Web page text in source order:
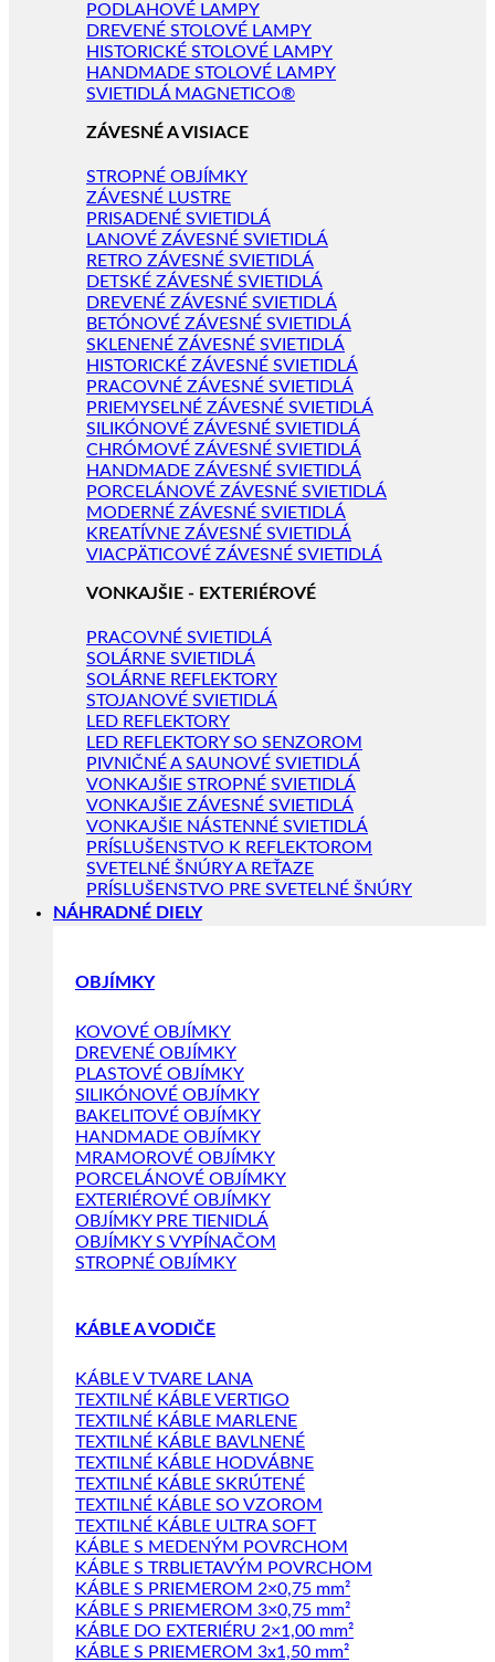
PODLAHOVÉ LAMPY
DREVENÉ STOLOVÉ LAMPY
HISTORICKÉ STOLOVÉ LAMPY
HANDMADE STOLOVÉ LAMPY
SVIETIDLÁ MAGNETICO®
ZÁVESNÉ A VISIACE
STROPNÉ OBJÍMKY
ZÁVESNÉ LUSTRE
PRISADENÉ SVIETIDLÁ
LANOVÉ ZÁVESNÉ SVIETIDLÁ
RETRO ZÁVESNÉ SVIETIDLÁ
DETSKÉ ZÁVESNÉ SVIETIDLÁ
DREVENÉ ZÁVESNÉ SVIETIDLÁ
BETÓNOVÉ ZÁVESNÉ SVIETIDLÁ
SKLENENÉ ZÁVESNÉ SVIETIDLÁ
HISTORICKÉ ZÁVESNÉ SVIETIDLÁ
PRACOVNÉ ZÁVESNÉ SVIETIDLÁ
PRIEMYSELNÉ ZÁVESNÉ SVIETIDLÁ
SILIKÓNOVÉ ZÁVESNÉ SVIETIDLÁ
CHRÓMOVÉ ZÁVESNÉ SVIETIDLÁ
HANDMADE ZÁVESNÉ SVIETIDLÁ
PORCELÁNOVÉ ZÁVESNÉ SVIETIDLÁ
MODERNÉ ZÁVESNÉ SVIETIDLÁ
KREATÍVNE ZÁVESNÉ SVIETIDLÁ
VIACPÄTICOVÉ ZÁVESNÉ SVIETIDLÁ
VONKAJŠIE - EXTERIÉROVÉ
PRACOVNÉ SVIETIDLÁ
SOLÁRNE SVIETIDLÁ
SOLÁRNE REFLEKTORY
STOJANOVÉ SVIETIDLÁ
LED REFLEKTORY
LED REFLEKTORY SO SENZOROM
PIVNIČNÉ A SAUNOVÉ SVIETIDLÁ
VONKAJŠIE STROPNÉ SVIETIDLÁ
VONKAJŠIE ZÁVESNÉ SVIETIDLÁ
VONKAJŠIE NÁSTENNÉ SVIETIDLÁ
PRÍSLUŠENSTVO K REFLEKTOROM
SVETELNÉ ŠNÚRY A REŤAZE
PRÍSLUŠENSTVO PRE SVETELNÉ ŠNÚRY
NÁHRADNÉ DIELY
OBJÍMKY
KOVOVÉ OBJÍMKY
DREVENÉ OBJÍMKY
PLASTOVÉ OBJÍMKY
SILIKÓNOVÉ OBJÍMKY
BAKELITOVÉ OBJÍMKY
HANDMADE OBJÍMKY
MRAMOROVÉ OBJÍMKY
PORCELÁNOVÉ OBJÍMKY
EXTERIÉROVÉ OBJÍMKY
OBJÍMKY PRE TIENIDLÁ
OBJÍMKY S VYPÍNAČOM
STROPNÉ OBJÍMKY
KÁBLE A VODIČE
KÁBLE V TVARE LANA
TEXTILNÉ KÁBLE VERTIGO
TEXTILNÉ KÁBLE MARLENE
TEXTILNÉ KÁBLE BAVLNENÉ
TEXTILNÉ KÁBLE HODVÁBNE
TEXTILNÉ KÁBLE SKRÚTENÉ
TEXTILNÉ KÁBLE SO VZOROM
TEXTILNÉ KÁBLE ULTRA SOFT
KÁBLE S MEDENÝM POVRCHOM
KÁBLE S TRBLIETAVÝM POVRCHOM
KÁBLE S PRIEMEROM 2×0,75 mm²
KÁBLE S PRIEMEROM 3×0,75 mm²
KÁBLE DO EXTERIÉRU 2×1,00 mm²
KÁBLE S PRIEMEROM 3x1,50 mm²